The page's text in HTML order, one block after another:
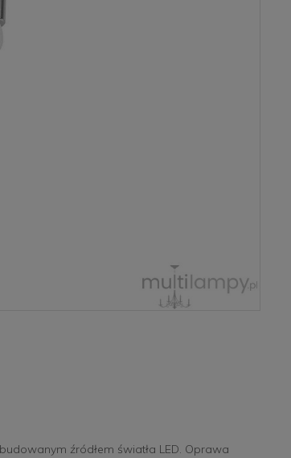
źródłem światła LED. Oprawa